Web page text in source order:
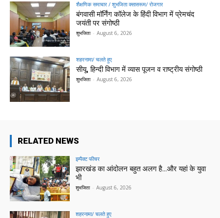
शैक्षणिक समाचार / शुभजिता क्सासरूम/ रोजगार
बंगवासी मॉर्निंग कॉलेज के हिंदी विभाग में प्रेमचंद
जयंती पर संगोष्ठी
शुभजिता - August 6, 2026
शहरनामा/ चलते हुए
सीयू, हिन्दी विभाग में व्यास पूजन व राष्ट्रीय संगोष्ठी
शुभजिता - August 6, 2026
RELATED NEWS
इम्पैक्ट फीचर
झारखंड का आंदोलन बहुत अलग है…और यहां के युवा
भी
शुभजिता - August 6, 2026
शहरनामा/ चलते हुए